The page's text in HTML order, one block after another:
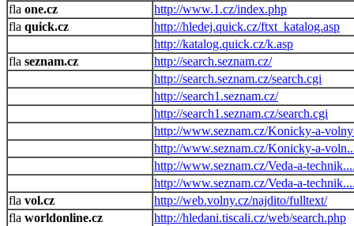
one.cz
http://www.1.cz/index.php
quick.cz
http://hledej.quick.cz/ftxt_katalog.asp
http://katalog.quick.cz/k.asp
seznam.cz
http://search.seznam.cz/
http://search.seznam.cz/search.cgi
http://search1.seznam.cz/
http://search1.seznam.cz/search.cgi
http://www.seznam.cz/Konicky-a-
http://www.seznam.cz/Konicky-a-
http://www.seznam.cz/Veda-a-
http://www.seznam.cz/Veda-a-
vol.cz
http://web.volny.cz/najdito/fulltext/
worldonline.cz
http://hledani.tiscali.cz/web/search.php